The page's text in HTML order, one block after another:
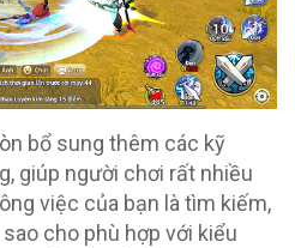
bổ sung thêm các kỹ
giúp người chơi rất nhiều
việc của bạn là tìm kiếm,
cho phù hợp với kiểu